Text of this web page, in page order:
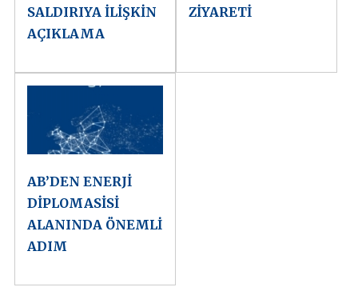
SALDIRIYA İLİŞKİN
AÇIKLAMA
ZİYARETİ
AB’DEN ENERJİ
DİPLOMASİSİ
ALANINDA ÖNEMLİ
ADIM